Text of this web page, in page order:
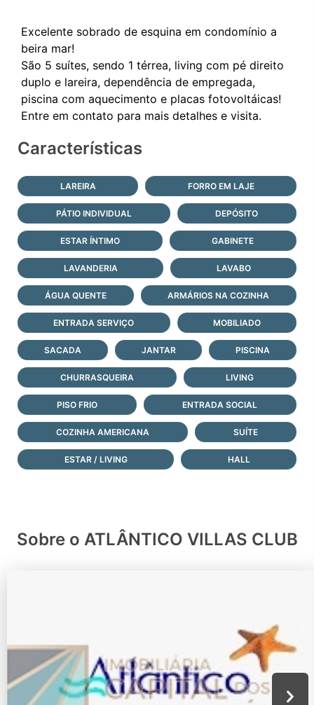
Excelente sobrado de esquina em condomínio a
beira mar!
São 5 suítes, sendo 1 térrea, living com pé direito
duplo e lareira, dependência de empregada,
piscina com aquecimento e placas fotovoltáicas!
Características
LAREIRA FORRO EM LAJE
PÁTIO INDIVIDUAL DEPÓSITO
ESTAR ÍNTIMO GABINETE
LAVANDERIA LAVABO
ÁGUA QUENTE ARMÁRIOS NA COZINHA
ENTRADA SERVIÇO MOBILIADO
SACADA JANTAR PISCINA
CHURRASQUEIRA LIVING
PISO FRIO ENTRADA SOCIAL
COZINHA AMERICANA SUÍTE
ESTAR / LIVING HALL
Sobre o ATLÂNTICO VILLAS CLUB